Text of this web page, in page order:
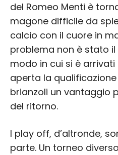
del Romeo Menti è
magone difficile da
calcio con il cuore in
problema non è stato
modo in cui si è
aperta la
brianzoli un vantaggio
del ritorno.
I play off, d’altronde,
parte. Un torneo